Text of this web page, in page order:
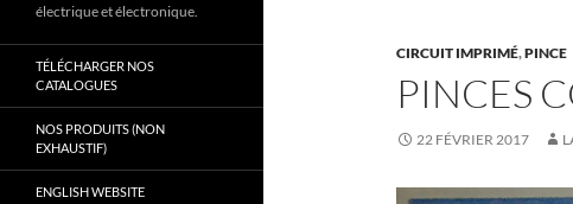
CIRCUIT IMPRIMÉ,PINCE
PINCES
22 FÉVRIER 2017
électrique et électronique.
TÉLÉCHARGER NOS
CATALOGUES
NOS PRODUITS (NON
EXHAUSTIF)
ENGLISH WEBSITE